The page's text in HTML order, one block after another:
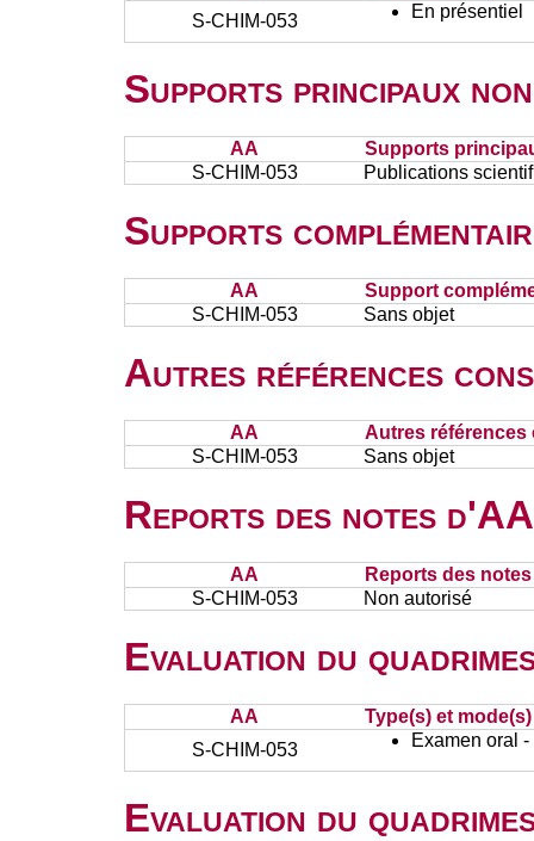
S-CHIM-053
En présentiel
Supports principaux
AA
Supports
S-CHIM-053
Publications
Supports
AA
Support
S-CHIM-053
Sans objet
Autres références
AA
Autres références
S-CHIM-053
Sans objet
Reports des notes
AA
Reports des
S-CHIM-053
Non autorisé
Evaluation du
AA
Type(s) et
S-CHIM-053
Examen oral
Evaluation du